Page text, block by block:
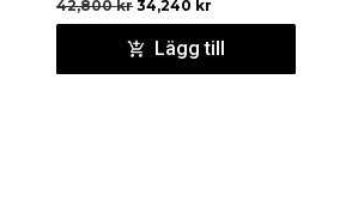
42,800kr 34,240 kr
Lägg till